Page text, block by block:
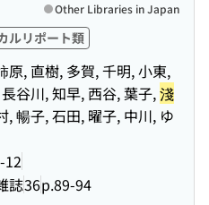
ルリポート類
原, 直樹, 多賀, 千明, 小東,
谷川, 知早, 西谷, 葉子,淺
, 暢子, 石田, 曜子, 中川, ゆ
12
誌36p.89-94
Other Libraries in Japan